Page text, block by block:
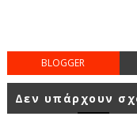
BLOGGER
Δεν υπάρχουν